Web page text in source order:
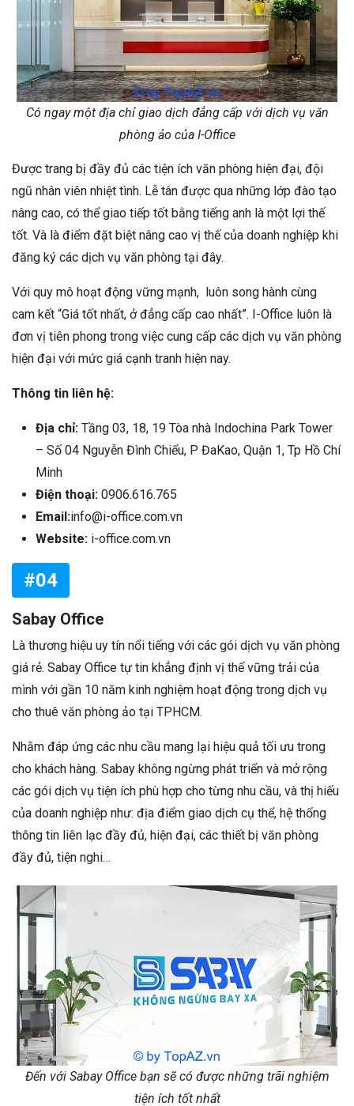
Có ngay một địa chỉ giao dịch đẳng cấp với dịch vụ văn
phòng ảo của I-Office
Được trang bị đầy đủ các tiện ích văn phòng hiện đại, đội
ngũ nhân viên nhiệt tình. Lễ tân được qua những lớp đào tạo
nâng cao, có thể giao tiếp tốt bằng tiếng anh là một lợi thế
tốt. Và là điểm đặt biệt nâng cao vị thế của doanh nghiệp khi
đăng ký các dịch vụ văn phòng tại đây.
Với quy mô hoạt động vững mạnh, luôn song hành cùng
cam kết “Giá tốt nhất, ở đẳng cấp cao nhất”. I-Office luôn là
đơn vị tiên phong trong việc cung cấp các dịch vụ văn phòng
hiện đại với mức giá cạnh tranh hiện nay.
Thông tin liên hệ:
Địa chỉ: Tầng 03, 18, 19 Tòa nhà Indochina Park Tower
– Số 04 Nguyễn Đình Chiểu, P ĐaKao, Quận 1, Tp Hồ Chí
Minh
Điện thoại: 0906.616.765
Email:info@i-office.com.vn
Website: i-office.com.vn
#04
Sabay Office
Là thương hiệu uy tín nổi tiếng với các gói dịch vụ văn phòng
giá rẻ. Sabay Office tự tin khẳng định vị thế vững trải của
mình với gần 10 năm kinh nghiệm hoạt động trong dịch vụ
cho thuê văn phòng ảo tại TPHCM.
Nhằm đáp ứng các nhu cầu mang lại hiệu quả tối ưu trong
cho khách hàng. Sabay không ngừng phát triển và mở rộng
các gói dịch vụ tiện ích phù hợp cho từng nhu cầu, và thị hiếu
của doanh nghiệp như: địa điểm giao dịch cụ thể, hệ thống
thông tin liên lạc đầy đủ, hiện đại, các thiết bị văn phòng
đầy đủ, tiện nghi…
Đến với Sabay Office bạn sẽ có được những trãi nghiệm
tiện ích tốt nhất